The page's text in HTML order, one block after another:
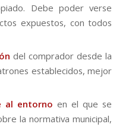
Debe poder verse
expuestos, con todos
del comprador desde la
establecidos, mejor
al entorno en el que se
la normativa municipal,